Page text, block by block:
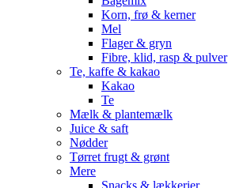
Korn, frø & kerner
Mel
Flager & gryn
Fibre, klid, rasp & pulver
Te, kaffe & kakao
Kakao
Te
Mælk & plantemælk
Juice & saft
Nødder
Tørret frugt & grønt
Mere
Snacks & lækkerier